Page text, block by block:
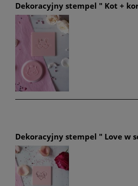
Dekoracyjny stempel " Kot +
Dekoracyjny stempel " Love w